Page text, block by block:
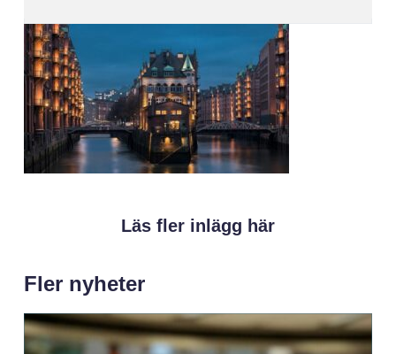
Läs fler inlägg här
Fler nyheter